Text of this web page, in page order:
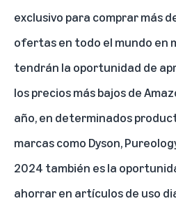
exclusivo para comprar más
ofertas en todo el mundo en
tendrán la oportunidad de
los precios más bajos de
año, en determinados
marcas como Dyson,
2024 también es la
ahorrar en artículos de uso